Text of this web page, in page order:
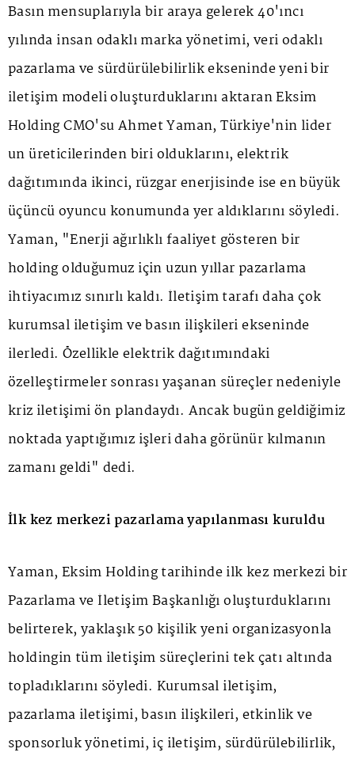
Basın mensuplarıyla bir araya gelerek 40'ıncı
yılında insan odaklı marka yönetimi, veri odaklı
pazarlama ve sürdürülebilirlik ekseninde yeni bir
iletişim modeli oluşturduklarını aktaran Eksim
Holding CMO'su Ahmet Yaman, Türkiye'nin lider
un üreticilerinden biri olduklarını, elektrik
dağıtımında ikinci, rüzgar enerjisinde ise en büyük
üçüncü oyuncu konumunda yer aldıklarını söyledi.
Yaman, "Enerji ağırlıklı faaliyet gösteren bir
holding olduğumuz için uzun yıllar pazarlama
ihtiyacımız sınırlı kaldı. İletişim tarafı daha çok
kurumsal iletişim ve basın ilişkileri ekseninde
ilerledi. Özellikle elektrik dağıtımındaki
özelleştirmeler sonrası yaşanan süreçler nedeniyle
kriz iletişimi ön plandaydı. Ancak bugün geldiğimiz
noktada yaptığımız işleri daha görünür kılmanın
zamanı geldi" dedi.
İlk kez merkezi pazarlama yapılanması kuruldu
Yaman, Eksim Holding tarihinde ilk kez merkezi bir
Pazarlama ve İletişim Başkanlığı oluşturduklarını
belirterek, yaklaşık 50 kişilik yeni organizasyonla
holdingin tüm iletişim süreçlerini tek çatı altında
topladıklarını söyledi. Kurumsal iletişim,
pazarlama iletişimi, basın ilişkileri, etkinlik ve
sponsorluk yönetimi, iç iletişim, sürdürülebilirlik,